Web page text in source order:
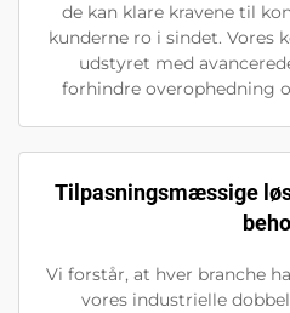
de kan klare kravene til
kunderne ro i sindet. Vores
udstyret med
forhindre overophedning
Tilpasningsmæssige
Vi forstår, at hver branche
vores industrielle